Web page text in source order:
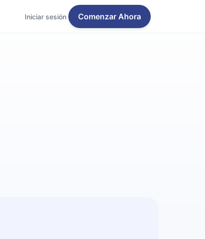
Iniciar sesión Comenzar Ahora